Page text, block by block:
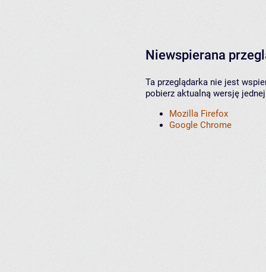
Niewspierana
Ta przeglądarka nie jest
pobierz aktualną wersję
Mozilla Firefox
Google Chrome